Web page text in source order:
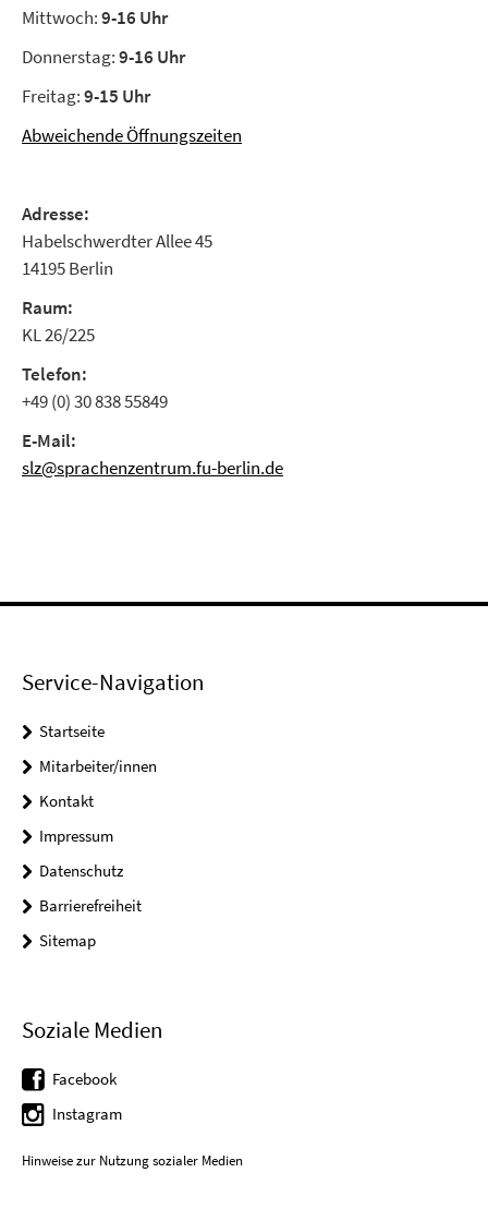
Mittwoch:9-16 Uhr
Donnerstag:9-16 Uhr
Freitag:9-15 Uhr
Abweichende Öffnungszeiten
Adresse:
Habelschwerdter Allee 45
14195 Berlin
Raum:
KL 26/225
Telefon:
+49 (0) 30 838 55849
E-Mail:
slz@sprachenzentrum.fu-berlin.de
Service-Navigation
Startseite
Mitarbeiter/innen
Kontakt
Impressum
Datenschutz
Barrierefreiheit
Sitemap
Soziale Medien
Facebook
Instagram
Hinweise zur Nutzung sozialer Medien